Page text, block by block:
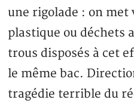
une rigolade : on met
plastique ou déchets
trous disposés à cet
le même bac.
tragédie terrible du